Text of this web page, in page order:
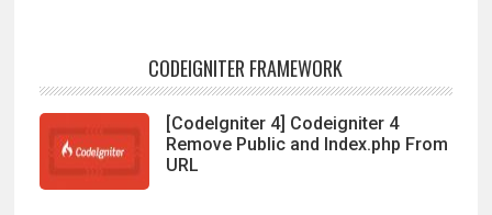
CODEIGNITER FRAMEWORK
[CodeIgniter 4] Codeigniter 4
Remove Public and Index.php From
URL